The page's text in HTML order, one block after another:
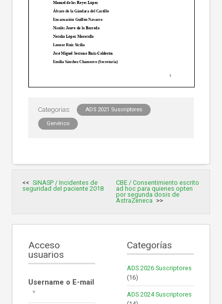
ADS 2021 Suscriptores
Genérico
de
entradas
SiNASP / Incidentes de
seguridad del paciente 2018
CBE / Consentimiento escrito
ad hoc para quienes opten
por segunda dosis de
AstraZeneca
Acceso
usuarios
Username o E-mail
*
Categorías
ADS 2026 Suscriptores
(16)
ADS 2024 Suscriptores